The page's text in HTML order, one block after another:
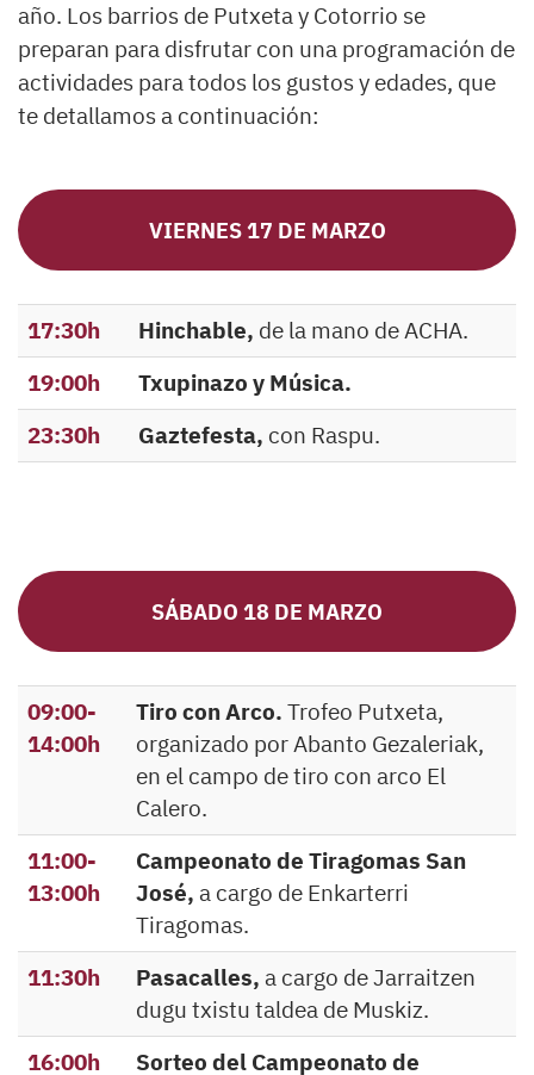
año. Los barrios de Putxeta y Cotorrio se
preparan para disfrutar con una programación de
actividades para todos los gustos y edades, que
te detallamos a continuación:
VIERNES 17 DE MARZO
17:30h Hinchable, de la mano de ACHA.
19:00h
Txupinazo y Música.
23:30h
Gaztefesta, con Raspu.
SÁBADO 18 DE MARZO
09:00-
14:00h
Tiro con Arco. Trofeo Putxeta,
organizado por Abanto Gezaleriak,
en el campo de tiro con arco El
Calero.
11:00-
13:00h
Campeonato de Tiragomas San
José, a cargo de Enkarterri
Tiragomas.
11:30h
Pasacalles, a cargo de Jarraitzen
dugu txistu taldea de Muskiz.
16:00h
Sorteo del Campeonato de